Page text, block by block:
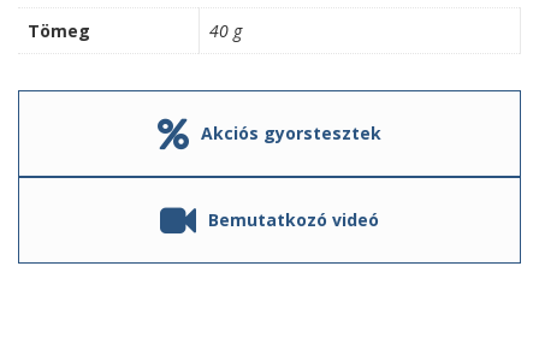
Tömeg
40 g
Akciós gyorstesztek
Bemutatkozó videó